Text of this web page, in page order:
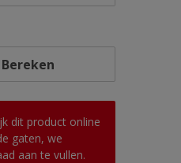
Bereken
dit product online
gaten, we
aan te vullen.